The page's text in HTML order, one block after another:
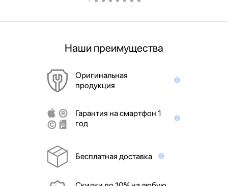
Наши преимущества
Оригинальная
продукция
Гарантия на смартфон 1
год
Бесплатная доставка